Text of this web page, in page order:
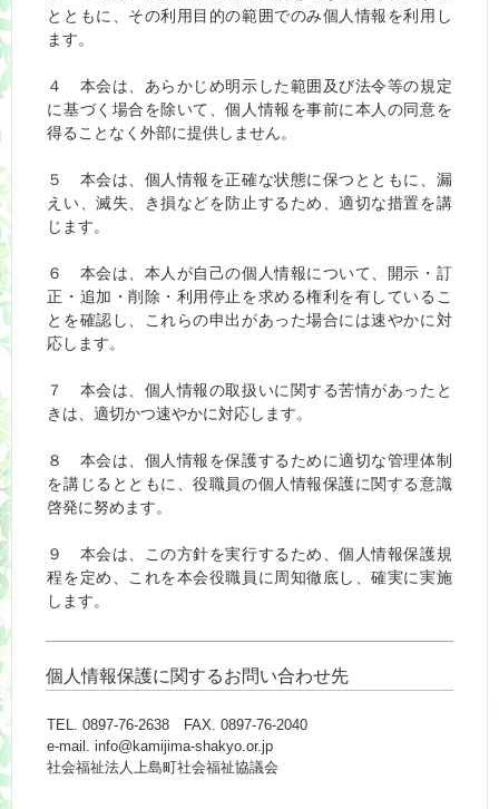
とともに、その利用目的の範囲でのみ個人情報を利用し
ます。
４ 本会は、あらかじめ明示した範囲及び法令等の規定
に基づく場合を除いて、個人情報を事前に本人の同意を
得ることなく外部に提供しません。
５ 本会は、個人情報を正確な状態に保つとともに、漏
えい、滅失、き損などを防止するため、適切な措置を講
じます。
６ 本会は、本人が自己の個人情報について、開示・訂
正・追加・削除・利用停止を求める権利を有しているこ
とを確認し、これらの申出があった場合には速やかに対
応します。
７ 本会は、個人情報の取扱いに関する苦情があったと
きは、適切かつ速やかに対応します。
８ 本会は、個人情報を保護するために適切な管理体制
を講じるとともに、役職員の個人情報保護に関する意識
啓発に努めます。
９ 本会は、この方針を実行するため、個人情報保護規
程を定め、これを本会役職員に周知徹底し、確実に実施
します。
個人情報保護に関するお問い合わせ先
TEL. 0897-76-2638 FAX. 0897-76-2040
e-mail. info@kamijima-shakyo.or.jp
社会福祉法人上島町社会福祉協議会